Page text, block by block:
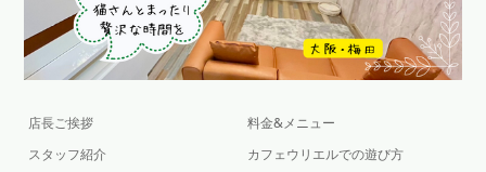
店長ご挨拶
スタッフ紹介
料金&メニュー
カフェウリエルでの遊び方